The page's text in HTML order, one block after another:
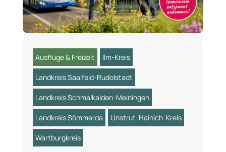
Ausflüge & Freizeit Ilm-Kreis
Landkreis Saalfeld-Rudolstadt
Landkreis Schmalkalden-Meiningen
Landkreis Sömmerda Unstrut-Hainich-Kreis
Wartburgkreis